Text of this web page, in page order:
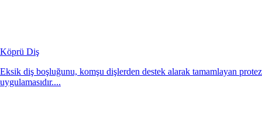
Köprü Diş
Eksik diş boşluğunu, komşu dişlerden destek alarak tamamlayan protez
uygulamasıdır....